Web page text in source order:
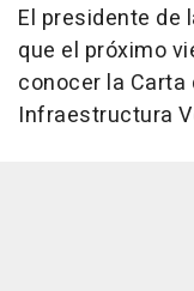
El presidente de
que el próximo
conocer la Carta
Infraestructura